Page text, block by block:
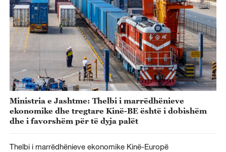
Ministria e Jashtme: Thelbi i marrëdhënieve
ekonomike dhe tregtare Kinë-BE është i dobishëm
dhe i favorshëm për të dyja palët
Thelbi i marrëdhënieve ekonomike Kinë-Europë